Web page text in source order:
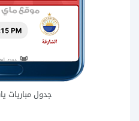
جدول